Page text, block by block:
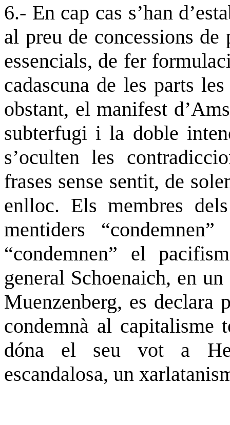
6.- En cap cas s’han
al preu de concessions
essencials, de fer
cadascuna de les parts
obstant, el manifest
subterfugi i la doble
s’oculten les
frases sense sentit, de
enlloc. Els membres
mentiders
“condemnen” el
general Schoenaich, en
Muenzenberg, es declara
condemnà al
dóna el seu vot a
escandalosa, un